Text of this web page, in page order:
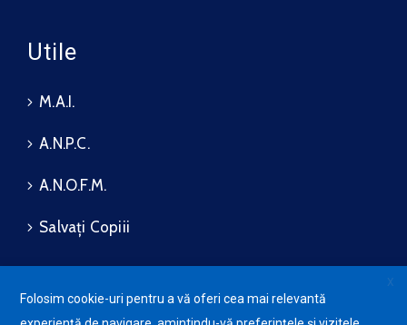
Utile
M.A.I.
A.N.P.C.
A.N.O.F.M.
Salvați Copiii
Protecția datelor cu caracter
X
Folosim cookie-uri pentru a vă oferi cea mai relevantă